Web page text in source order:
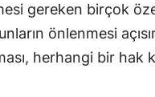
gereken birçok
önlenmesi
herhangi bir hak